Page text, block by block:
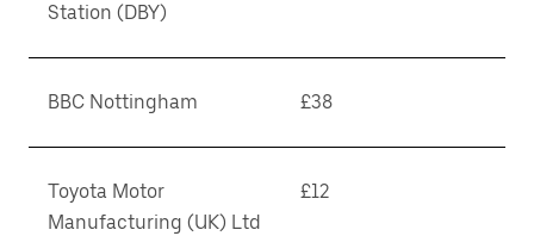
Station (DBY)
BBC Nottingham £38
Toyota Motor
Manufacturing (UK) Ltd
£12